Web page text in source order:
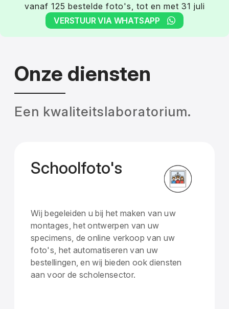
vanaf 125 bestelde foto's, tot en met 31 juli
VERSTUUR VIA WHATSAPP
Onze diensten
Een kwaliteitslaboratorium.
Schoolfoto's
Wij begeleiden u bij het maken van uw
montages, het ontwerpen van uw
specimens, de online verkoop van uw
foto's, het automatiseren van uw
bestellingen, en wij bieden ook diensten
aan voor de scholensector.